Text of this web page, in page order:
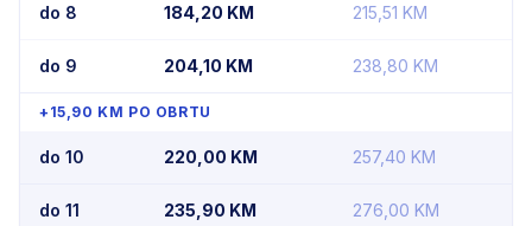
do 8 184,20 KM 215,51 KM
do 9 204,10 KM 238,80 KM
+15,90 KM PO OBRTU
do 10 220,00 KM 257,40 KM
do 11 235,90 KM 276,00 KM